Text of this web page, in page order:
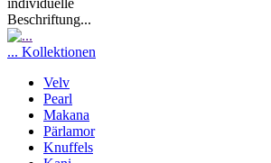
individuelle
Beschriftung...
... Kollektionen
Velv
Pearl
Makana
Pärlamor
Knuffels